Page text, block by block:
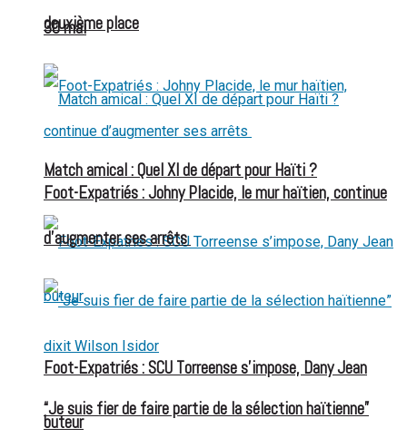
30 mai
Match amical : Quel XI de départ pour Haïti ?
Foot-Expatriés : SCU Torreense s’impose, Dany Jean
buteur
deuxième place
Foot-Expatriés : Johny Placide, le mur haïtien, continue
d’augmenter ses arrêts
“Je suis fier de faire partie de la sélection haïtienne”